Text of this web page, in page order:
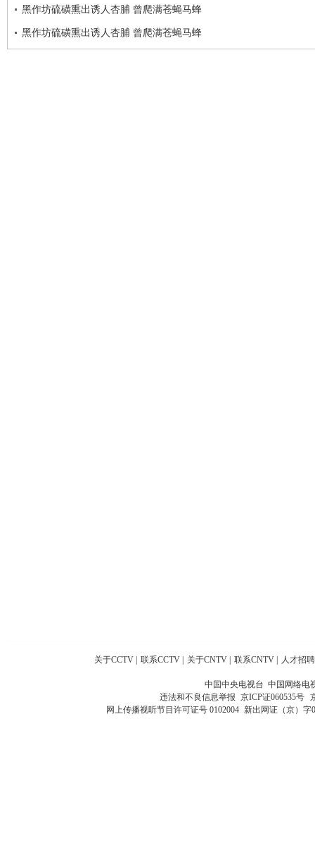
黑作坊硫磺熏出诱人杏脯 曾爬满苍蝇马蜂
黑作坊硫磺熏出诱人杏脯 曾爬满苍蝇马蜂
关于CCTV 联系CCTV 关于CNTV 联系CNTV 人才招聘
中国中央电视台 中国网络电
违法和不良信息举报 京ICP证060535号
网上传播视听节目许可证号 0102004 新出网证（京）